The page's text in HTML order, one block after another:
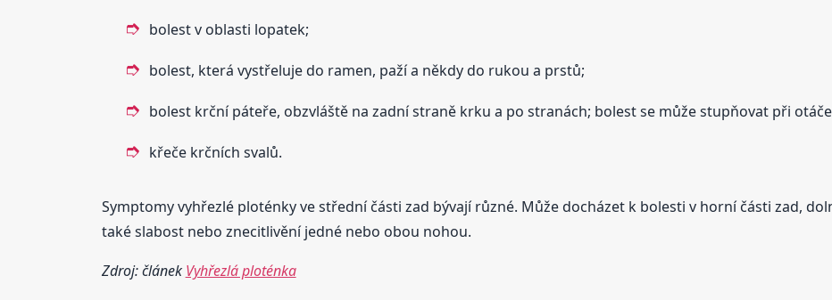
bolest v oblasti lopatek;
bolest, která vystřeluje do ramen, paží a někdy do rukou a prstů;
bolest krční páteře, obzvláště na zadní straně krku a po stranách; bolest se může stupňovat při
křeče krčních svalů.
Symptomy vyhřezlé ploténky ve střední části zad bývají různé. Může docházet k bolesti v horní části zad,
také slabost nebo znecitlivění jedné nebo obou nohou.
Zdroj: článek Vyhřezlá ploténka